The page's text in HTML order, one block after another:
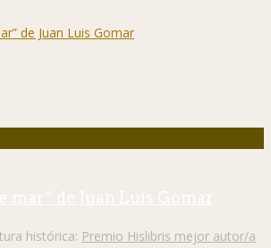
mar” de Juan Luis Gomar
histórica: Premio Hislibris mejor autor/a